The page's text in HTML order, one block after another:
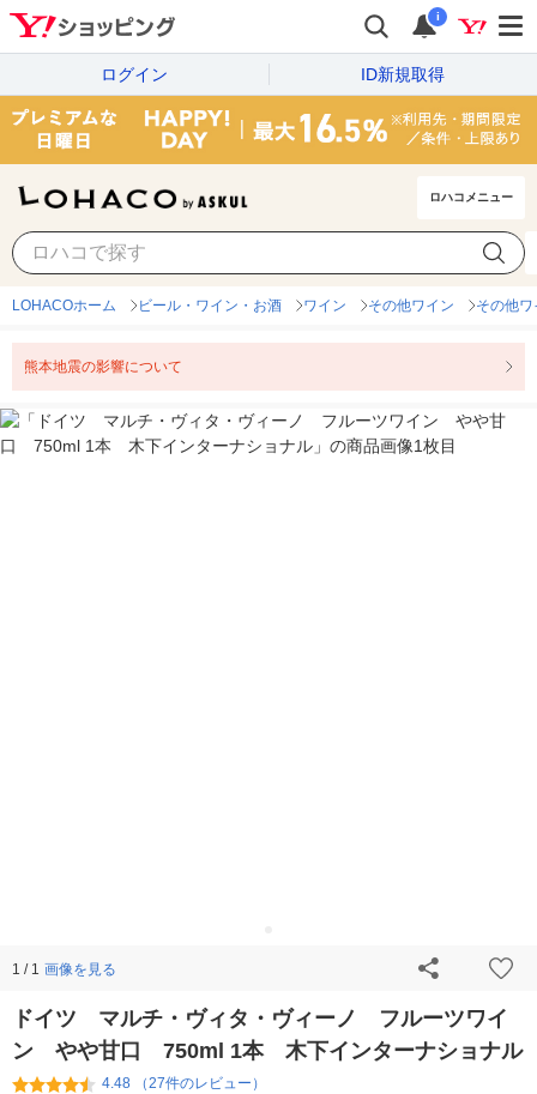
i
ログイン ID新規取得
ロハコメニュー
LOHACOホーム ビール・ワイン・お酒 ワイン その他ワイン その他ワ
熊本地震の影響について
1 / 1 画像を見る
ドイツ マルチ・ヴィタ・ヴィーノ フルーツワイ
ン やや甘口 750ml 1本 木下インターナショナル
4.48 （27件のレビュー）